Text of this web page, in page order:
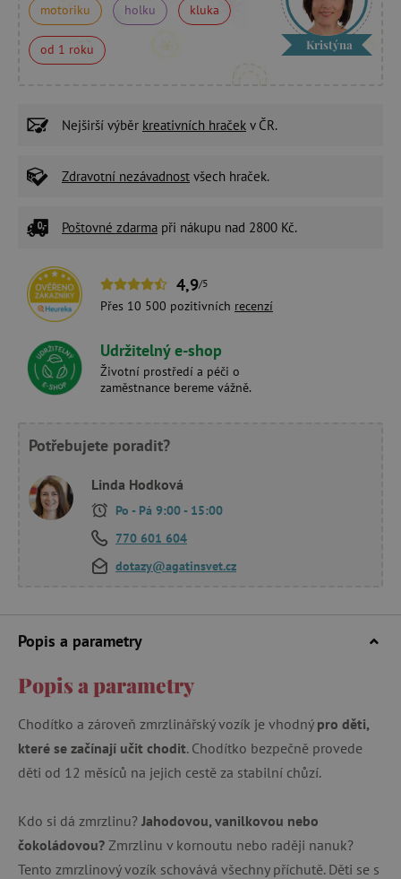
motoriku holku kluka
od 1 roku Kristýna
Nejširší výběr kreativních hraček v ČR.
Zdravotní nezávadnost všech hraček.
Poštovné zdarma při nákupu nad 2800 Kč.
4,9/5
Přes 10 500 pozitivních recenzí
Udržitelný e-shop
Životní prostředí a péči o
zaměstnance bereme vážně.
Potřebujete poradit?
Linda Hodková
Po - Pá 9:00 - 15:00
770 601 604
dotazy@agatinsvet.cz
Popis a parametry
Popis a parametry
Chodítko a zároveň zmrzlinářský vozík je vhodný pro děti,
které se začínají učit chodit. Chodítko bezpečně provede
děti od 12 měsíců na jejich cestě za stabilní chůzí.
Kdo si dá zmrzlinu? Jahodovou, vanilkovou nebo
čokoládovou? Zmrzlinu v kornoutu nebo raději nanuk?
Tento zmrzlinový vozík schovává všechny příchutě. Děti se s